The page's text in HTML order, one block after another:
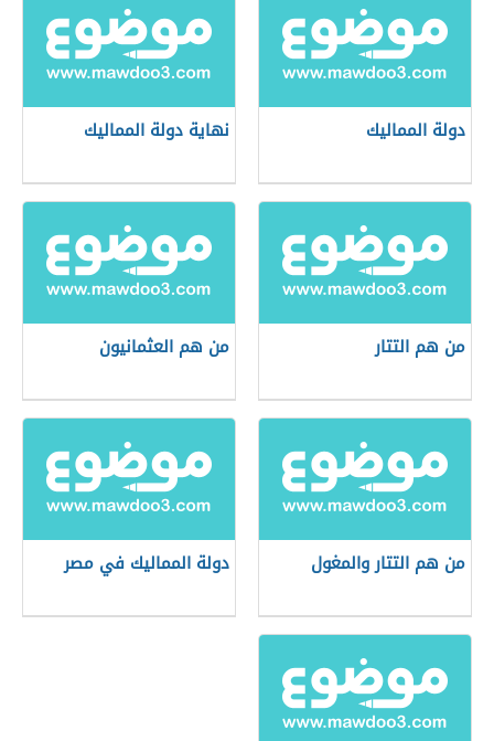
دولة المماليك نهاية دولة المماليك
من هم التتار من هم العثمانيون
من هم التتار والمغول دولة المماليك في مصر